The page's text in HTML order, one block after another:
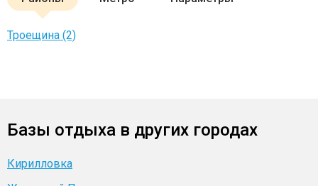
Троещина (2)
Базы отдыха в других городах
Кирилловка